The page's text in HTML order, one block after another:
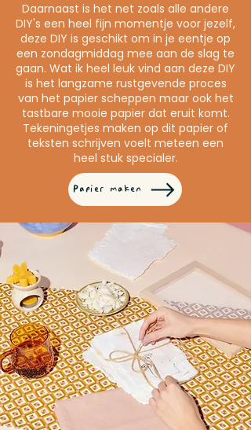
Daarnaast is het net zoals alle andere
DIY's een heel fijn momentje voor jezelf,
deze DIY is geschikt om in je eentje op
een zondagmiddag mee aan de slag te
gaan. Wat ik heel leuk vind aan deze DIY
is het langzame rustgevende proces
van het papier scheppen maar ook het
tastbare mooie papier dat eruit komt.
Tekeningetjes maken op dit papier of
teksten schrijven voelt meteen een
heel stuk specialer.
Papier maken